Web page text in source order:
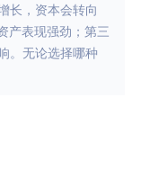
长，资本会转向
产表现强劲；第三
。无论选择哪种